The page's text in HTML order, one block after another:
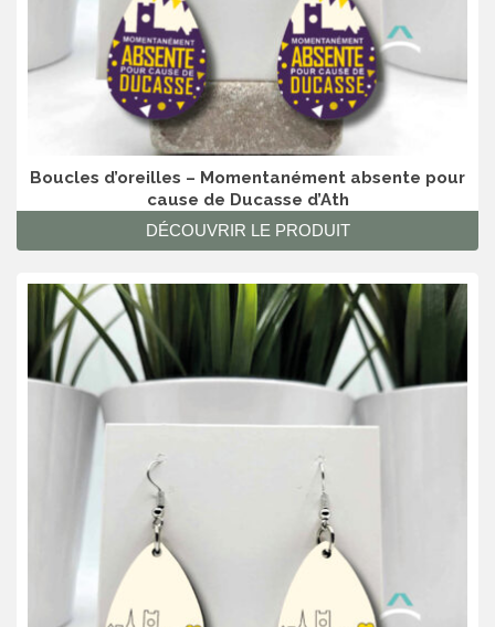
Boucles d’oreilles – Momentanément absente pour
cause de Ducasse d’Ath
DÉCOUVRIR LE PRODUIT